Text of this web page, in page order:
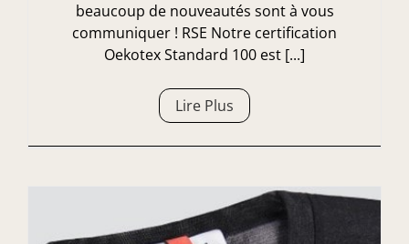
beaucoup de nouveautés sont à vous
communiquer ! RSE Notre certification
Oekotex Standard 100 est [...]
Lire Plus